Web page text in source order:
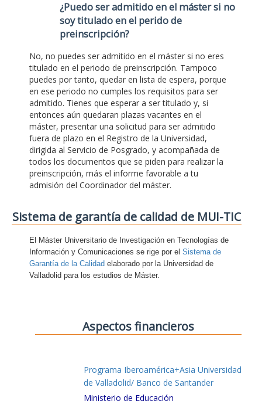
¿Puedo ser admitido en el máster si no
soy titulado en el perido de
preinscripción?
No, no puedes ser admitido en el máster si no eres
titulado en el periodo de preinscripción. Tampoco
puedes por tanto, quedar en lista de espera, porque
en ese periodo no cumples los requisitos para ser
admitido. Tienes que esperar a ser titulado y, si
entonces aún quedaran plazas vacantes en el
máster, presentar una solicitud para ser admitido
fuera de plazo en el Registro de la Universidad,
dirigida al Servicio de Posgrado, y acompañada de
todos los documentos que se piden para realizar la
preinscripción, más el informe favorable a tu
admisión del Coordinador del máster.
Sistema de garantía de calidad de MUI-TIC
El Máster Universitario de Investigación en Tecnologías de
Información y Comunicaciones se rige por el Sistema de
Garantía de la Calidad elaborado por la Universidad de
Valladolid para los estudios de Máster.
Aspectos financieros
Programa Iberoamérica+Asia Universidad
de Valladolid/ Banco de Santander
Ministerio de Educación